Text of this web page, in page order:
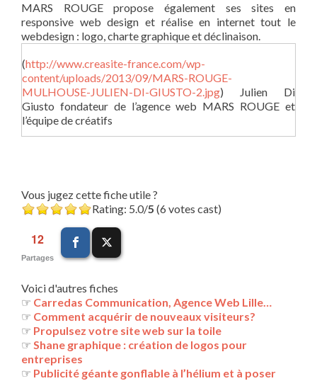
MARS ROUGE propose également ses sites en
responsive web design et réalise en internet tout le
webdesign : logo, charte graphique et déclinaison.
(http://www.creasite-france.com/wp-
content/uploads/2013/09/MARS-ROUGE-
MULHOUSE-JULIEN-DI-GIUSTO-2.jpg) Julien Di
Giusto fondateur de l’agence web MARS ROUGE et
l’équipe de créatifs
Vous jugez cette fiche utile ?
Rating: 5.0/5 (6 votes cast)
12
Partages
Voici d'autres fiches
☞ Carredas Communication, Agence Web Lille…
☞ Comment acquérir de nouveaux visiteurs?
☞ Propulsez votre site web sur la toile
☞ Shane graphique : création de logos pour
entreprises
☞ Publicité géante gonflable à l’hélium et à poser